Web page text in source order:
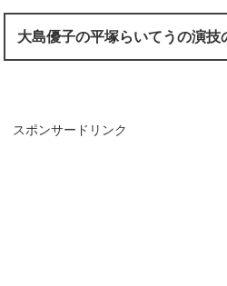
大島優子の平塚らいてうの演技
スポンサードリンク